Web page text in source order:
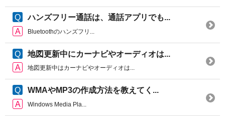
ハンズフリー通話は、通話アプリでも...
Bluetoothのハンズフリ...
地図更新中にカーナビやオーディオは...
地図更新中はカーナビやオーディオは...
WMAやMP3の作成方法を教えてく...
Windows Media Pla...